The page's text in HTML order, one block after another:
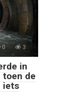
0 3
in
toen de
iets